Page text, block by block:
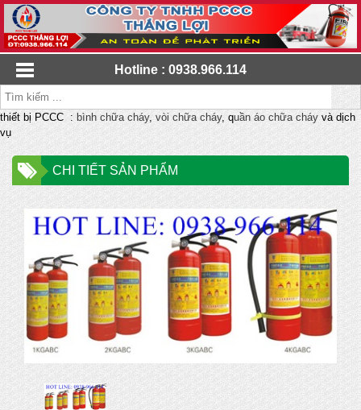
Hotline : 0938.966.114
thiết bị PCCC : bình chữa cháy, vòi chữa cháy, quần áo chữa cháy và dịch
vụ
CHI TIẾT SẢN PHẨM